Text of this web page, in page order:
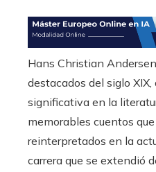
Hans Christian
destacados del siglo
significativa en la
memorables cuentos
reinterpretados en la
carrera que se extendió